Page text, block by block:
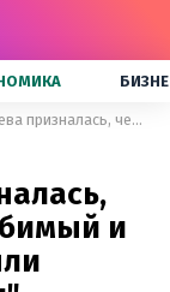
Даша Астафьева призналась, чем занимается ее любимый и почему его родные были против нее: "Упрекали"
и